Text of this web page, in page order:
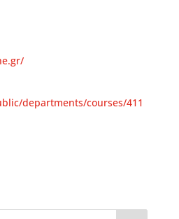
departments/courses/411